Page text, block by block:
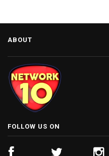
ABOUT
FOLLOW US ON